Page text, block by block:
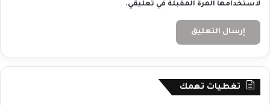
لاستخدامها المرة المقبلة في تعليقي.
تغطيات تهمك